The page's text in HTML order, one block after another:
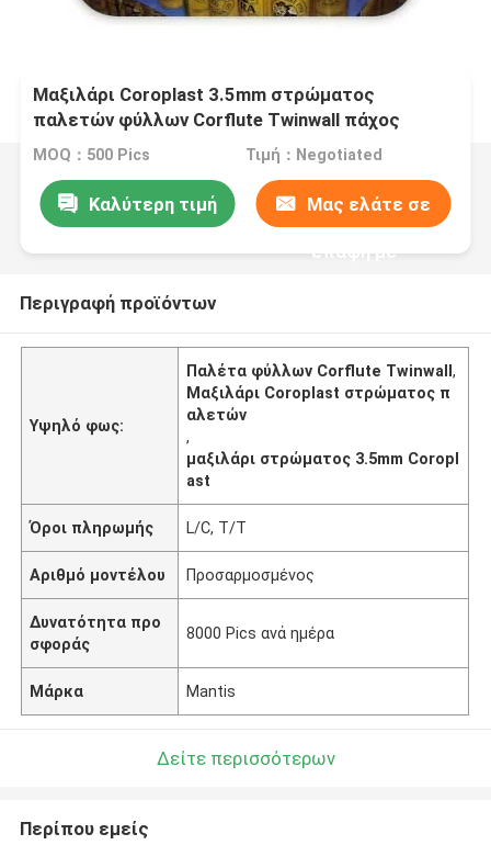
Μαξιλάρι Coroplast 3.5mm στρώματος
παλετών φύλλων Corflute Twinwall πάχος
MOQ：500 Pics Τιμή：Negotiated
Καλύτερη τιμή Μας ελάτε σε
επαφή με
Περιγραφή προϊόντων
Υψηλό φως:
Παλέτα φύλλων Corflute Twinwall,
Μαξιλάρι Coroplast στρώματος π
αλετών
,
μαξιλάρι στρώματος 3.5mm Coropl
ast
Όροι πληρωμής L/C, T/T
Αριθμό μοντέλου Προσαρμοσμένος
Δυνατότητα προ
σφοράς
8000 Pics ανά ημέρα
Μάρκα Mantis
Δείτε περισσότερων
Περίπου εμείς